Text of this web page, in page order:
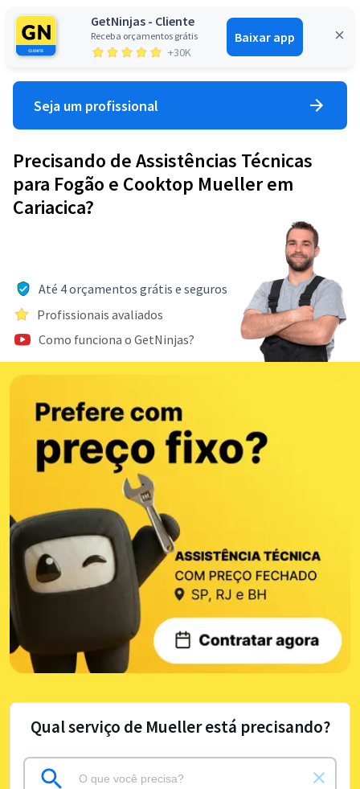
GetNinjas - Cliente
Receba orçamentos grátis
+30K
Baixar app
Entrar
Seja um profissional
Precisando de Assistências Técnicas
para Fogão e Cooktop Mueller em
Cariacica?
Até 4 orçamentos grátis e seguros
Profissionais avaliados
Como funciona o GetNinjas?
Qual serviço de Mueller está precisando?